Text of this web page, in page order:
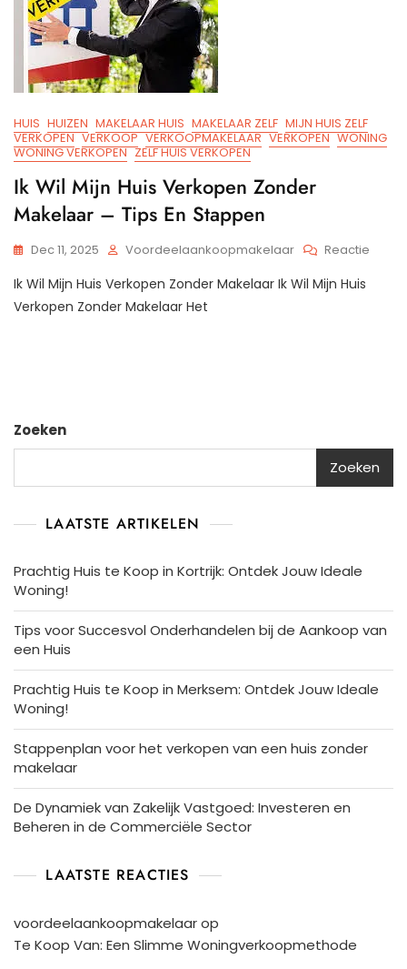
HUIS HUIZEN MAKELAAR HUIS MAKELAAR ZELF MIJN HUIS ZELF
VERKOPEN VERKOOP VERKOOPMAKELAAR VERKOPEN WONING
WONING VERKOPEN ZELF HUIS VERKOPEN
Ik Wil Mijn Huis Verkopen Zonder
Makelaar – Tips En Stappen
Dec 11, 2025 Voordeelaankoopmakelaar Reactie
Ik Wil Mijn Huis Verkopen Zonder Makelaar Ik Wil Mijn Huis
Verkopen Zonder Makelaar Het
Zoeken
Zoeken
LAATSTE ARTIKELEN
Prachtig Huis te Koop in Kortrijk: Ontdek Jouw Ideale
Woning!
Tips voor Succesvol Onderhandelen bij de Aankoop van
een Huis
Prachtig Huis te Koop in Merksem: Ontdek Jouw Ideale
Woning!
Stappenplan voor het verkopen van een huis zonder
makelaar
De Dynamiek van Zakelijk Vastgoed: Investeren en
Beheren in de Commerciële Sector
LAATSTE REACTIES
voordeelaankoopmakelaarop
Te Koop Van: Een Slimme Woningverkoopmethode